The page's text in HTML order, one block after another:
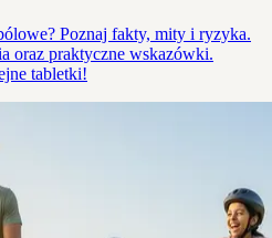
Poznaj fakty, mity i ryzyka.
oraz praktyczne wskazówki.
tabletki!